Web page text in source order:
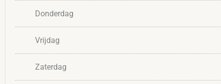
Donderdag
Vrijdag
Zaterdag